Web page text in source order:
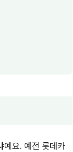
예요. 예전 롯데카